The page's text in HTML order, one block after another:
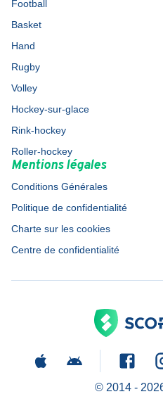
Football
Basket
Hand
Rugby
Volley
Hockey-sur-glace
Rink-hockey
Roller-hockey
Mentions légales
Conditions Générales
Politique de confidentialité
Charte sur les cookies
Centre de confidentialité
© 2014 -